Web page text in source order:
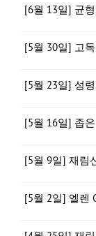
[6월 13일] 균
[5월 30일] 고
[5월 23일] 성
[5월 16일] 좁
[5월 9일] 재림
[5월 2일] 엘렌